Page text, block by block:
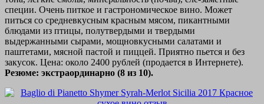
специи. Очень питкое и гастрономическое вино. Может
питься со средневкусным красным мясом, пикантными
блюдами из птицы, полутвердыми и твердыми
выдержанными сырами, мощновкусными салатами и
паштетами, мясной пастой и пиццей. Приятно пьется и без
закусок. Цена: около 2400 рублей (продается в Интернете).
Резюме: экстраординарно (8 из 10).